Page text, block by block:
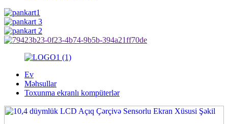
Ev
Məhsullar
Toxunma ekranlı kompüterlər